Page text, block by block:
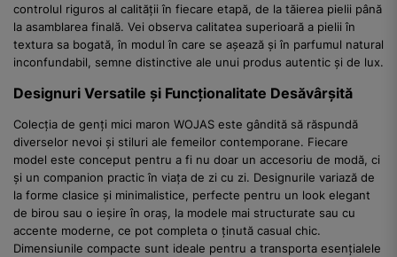
controlul riguros al calității în fiecare etapă, de la tăierea pielii până
la asamblarea finală. Vei observa calitatea superioară a pielii în
textura sa bogată, în modul în care se așează și în parfumul natural
inconfundabil, semne distinctive ale unui produs autentic și de lux.
Designuri Versatile și Funcționalitate Desăvârșită
Colecția de genți mici maron WOJAS este gândită să răspundă
diverselor nevoi și stiluri ale femeilor contemporane. Fiecare
model este conceput pentru a fi nu doar un accesoriu de modă, ci
și un companion practic în viața de zi cu zi. Designurile variază de
la forme clasice și minimalistice, perfecte pentru un look elegant
de birou sau o ieșire în oraș, la modele mai structurate sau cu
accente moderne, ce pot completa o ținută casual chic.
Dimensiunile compacte sunt ideale pentru a transporta esențialele